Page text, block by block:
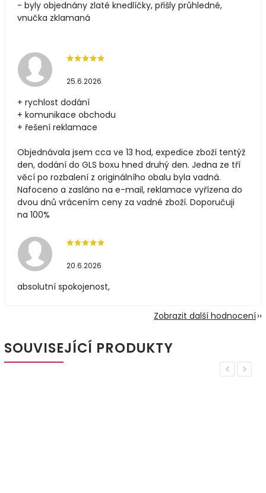
- byly objednány zlaté knedlíčky, přišly průhledné,
vnučka zklamaná
25.6.2026
+ rychlost dodání
+ komunikace obchodu
+ řešení reklamace
Objednávala jsem cca ve 13 hod, expedice zboží tentýž
den, dodání do GLS boxu hned druhý den. Jedna ze tří
věcí po rozbalení z originálního obalu byla vadná.
Nafoceno a zasláno na e-mail, reklamace vyřízena do
dvou dnů vrácením ceny za vadné zboží. Doporučuji
na 100%
20.6.2026
absolutní spokojenost,
Zobrazit další hodnocení
SOUVISEJÍCÍ PRODUKTY
Previous
Next